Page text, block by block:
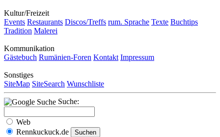
Kultur/Freizeit
Events Restaurants Discos/Treffs rum. Sprache Texte Buchtips
Tradition Malerei
Kommunikation
Gästebuch Rumänien-Foren Kontakt Impressum
Sonstiges
SiteMap SiteSearch Wunschliste
Suche:
Web
Rennkuckuck.de